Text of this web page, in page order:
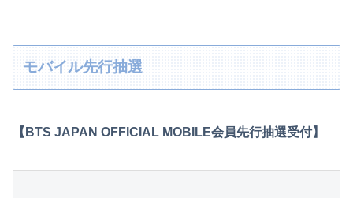
モバイル先行抽選
【BTS JAPAN OFFICIAL MOBILE会員先行抽選受付】